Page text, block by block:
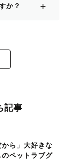
か？ ＋
記事
から」大好きな
ペットラブグ